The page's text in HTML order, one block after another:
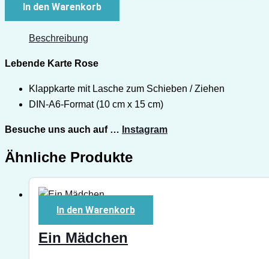
In den Warenkorb
Beschreibung
Lebende Karte Rose
Klappkarte mit Lasche zum Schieben / Ziehen
DIN-A6-Format (10 cm x 15 cm)
Besuche uns auch auf … Instagram
Ähnliche Produkte
In den Warenkorb
Ein Mädchen